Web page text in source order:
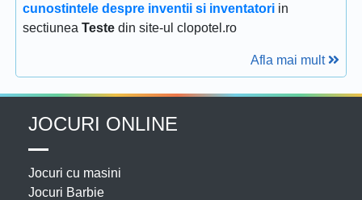
cunostintele despre inventii si inventatori in
sectiunea Teste din site-ul clopotel.ro
Afla mai mult
JOCURI ONLINE
Jocuri cu masini
Jocuri Barbie